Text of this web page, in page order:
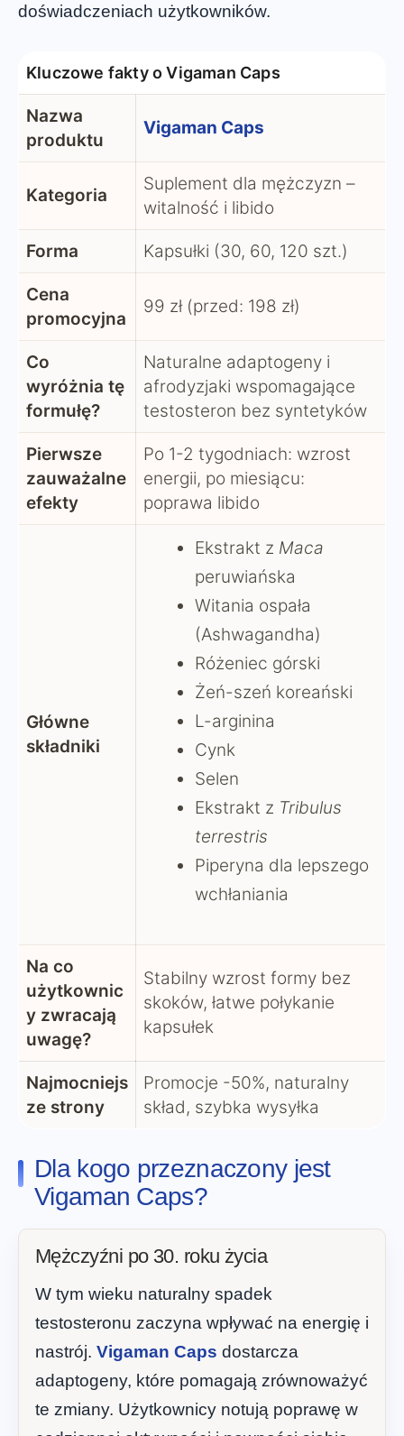
doświadczeniach użytkowników.
Kluczowe fakty o Vigaman Caps
Nazwa
produktu
Vigaman Caps
Kategoria
Suplement dla mężczyzn –
witalność i libido
Forma Kapsułki (30, 60, 120 szt.)
Cena
promocyjna
99 zł (przed: 198 zł)
Co
wyróżnia tę
formułę?
Naturalne adaptogeny i
afrodyzjaki wspomagające
testosteron bez syntetyków
Pierwsze
zauważalne
efekty
Po 1-2 tygodniach: wzrost
energii, po miesiącu:
poprawa libido
Główne
składniki
Ekstrakt z Maca
peruwiańska
Witania ospała
(Ashwagandha)
Różeniec górski
Żeń-szeń koreański
L-arginina
Cynk
Selen
Ekstrakt z Tribulus
terrestris
Piperyna dla lepszego
wchłaniania
Na co
użytkownic
y zwracają
uwagę?
Stabilny wzrost formy bez
skoków, łatwe połykanie
kapsułek
Najmocniejs
ze strony
Promocje -50%, naturalny
skład, szybka wysyłka
Dla kogo przeznaczony jest
Vigaman Caps?
Mężczyźni po 30. roku życia
W tym wieku naturalny spadek
testosteronu zaczyna wpływać na energię i
nastrój. Vigaman Caps dostarcza
adaptogeny, które pomagają zrównoważyć
te zmiany. Użytkownicy notują poprawę w